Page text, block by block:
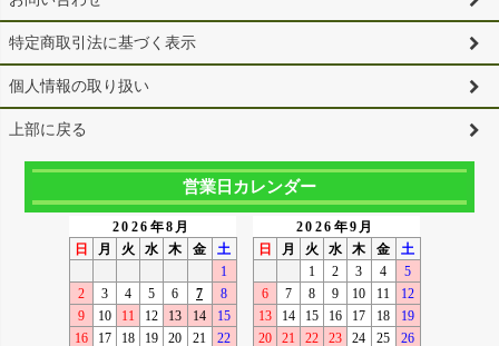
特定商取引法に基づく表示
個人情報の取り扱い
上部に戻る
営業日カレンダー